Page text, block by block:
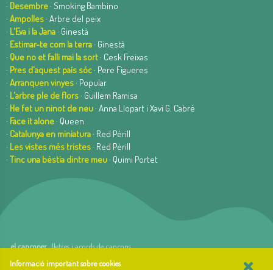
· Desembre· Smoking Bambino
· Ampolles· Arbre del peix
· L'Eva i la Jana· Ginestà
· Estimar-te com la terra· Ginestà
· Que no et falli mai la sort· Cesk Freixas
· Pres d'aquest país sóc· Pere Figueres
· Arranquen vinyes· Popular
· L'arbre ple de flors· Guillem Ramisa
· He fet un ninot de neu· Anna Llopart i Xavi G. Cabré
· Face it alone· Queen
· Catalunya en miniatura· Red Pèrill
· Les vistes més tristes· Red Pèrill
· Tinc una bèstia dintre meu· Quimi Portet
el cançoner· lletres i acords de cançons
web basada en el Gestior de Continguts
Informació important sobre cookies.